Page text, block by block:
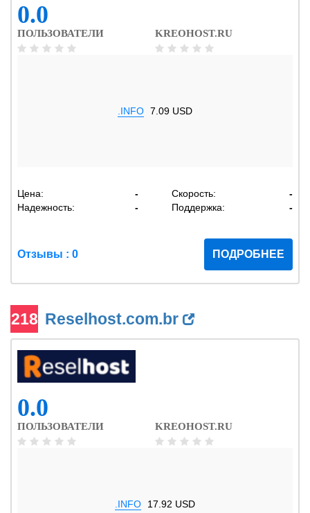
0.0
ПОЛЬЗОВАТЕЛИ KREOHOST.RU
.INFO 7.09 USD
Цена: - Скорость:
-
Надежность:
- Поддержка: -
Отзывы : 0 ПОДРОБНЕЕ
218 Reselhost.com.br
0.0
ПОЛЬЗОВАТЕЛИ KREOHOST.RU
.INFO 17.92 USD